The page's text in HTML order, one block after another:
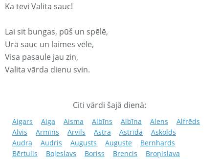
Ka tevi Valita sauc!
Lai sit bungas, pūš un spēlē,
Urā sauc un laimes vēlē,
Visa pasaule jau zin,
Valita vārda dienu svin.
Citi vārdi šajā dienā:
Aigars Aiga Aisma Albīns Albīna Alens
Alfrēds
Alvis
Armīns Arvils Astra Astrīda
Askolds
Audra
Audris Augusts Auguste
Bernhards
Bērtulis
Boļeslavs Boriss Brencis
Broņislava